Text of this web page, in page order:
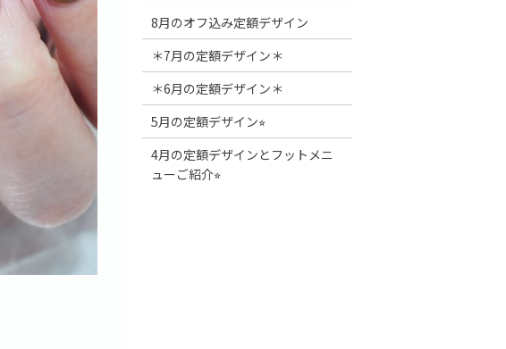
8月のオフ込み定額デザイン
＊7月の定額デザイン＊
＊6月の定額デザイン＊
5月の定額デザイン⭐︎
4月の定額デザインとフットメニ
ューご紹介⭐︎